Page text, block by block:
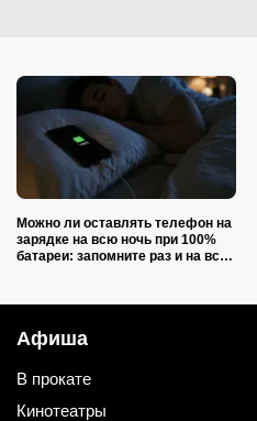
Можно ли оставлять телефон на
зарядке на всю ночь при 100%
батареи: запомните раз и на всю
Афиша
В прокате
Кинотеатры